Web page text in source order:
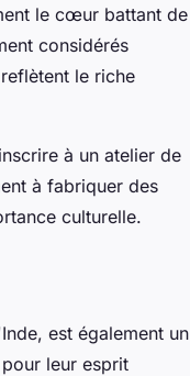
le cœur battant de
considérés
le riche
à un atelier de
à fabriquer des
culturelle.
est également un
leur esprit